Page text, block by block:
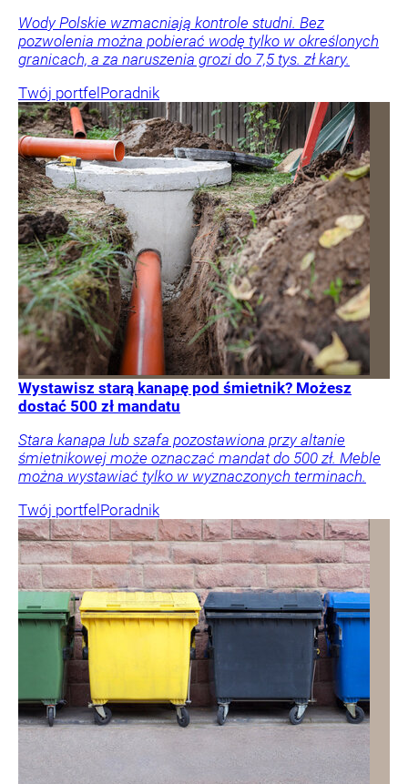
Wody Polskie wzmacniają kontrole studni. Bez
pozwolenia można pobierać wodę tylko w określonych
granicach, a za naruszenia grozi do 7,5 tys. zł kary.
Twój portfel Poradnik
Wystawisz starą kanapę pod śmietnik? Możesz
dostać 500 zł mandatu
Stara kanapa lub szafa pozostawiona przy altanie
śmietnikowej może oznaczać mandat do 500 zł. Meble
można wystawiać tylko w wyznaczonych terminach.
Twój portfel Poradnik